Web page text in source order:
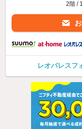
2階 /
レオパレスフ